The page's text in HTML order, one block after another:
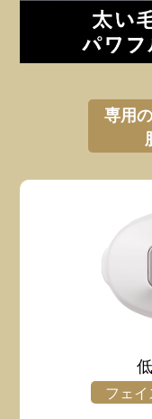
専用
フェイ